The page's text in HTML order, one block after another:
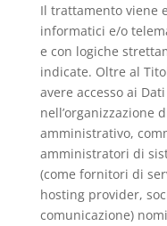
Il trattamento viene
informatici e/o
e con logiche
indicate. Oltre al
avere accesso ai
nell’organizzazione
amministrativo,
amministratori di
(come fornitori di
hosting provider,
comunicazione)